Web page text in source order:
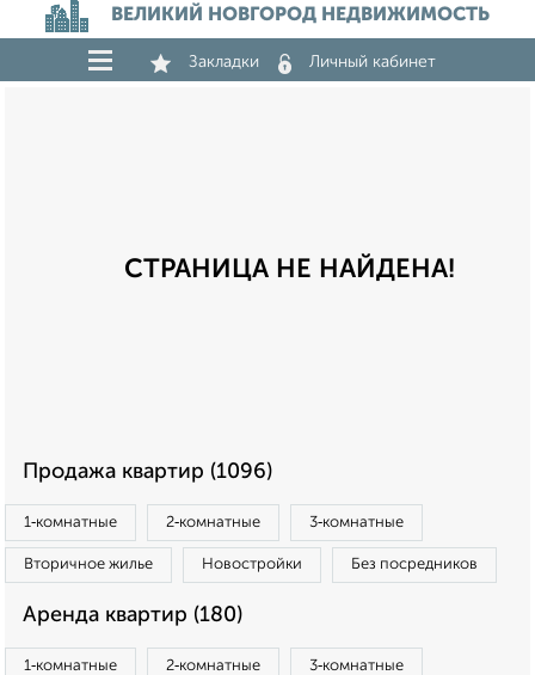
ВЕЛИКИЙ НОВГОРОД НЕДВИЖИМОСТЬ
Закладки Личный кабинет
СТРАНИЦА НЕ НАЙДЕНА!
Продажа квартир (1096)
1‑комнатные 2‑комнатные 3‑комнатные
Вторичное жилье Новостройки Без посредников
Аренда квартир (180)
1‑комнатные 2‑комнатные 3‑комнатные